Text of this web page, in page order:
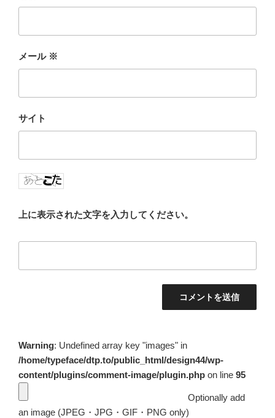
メール ※
サイト
上に表示された文字を入力してください。
Warning: Undefined array key "images" in
/home/typeface/dtp.to/public_html/design44/wp-
content/plugins/comment-image/plugin.php on line 95
Optionally add
an image (JPEG・JPG・GIF・PNG only)